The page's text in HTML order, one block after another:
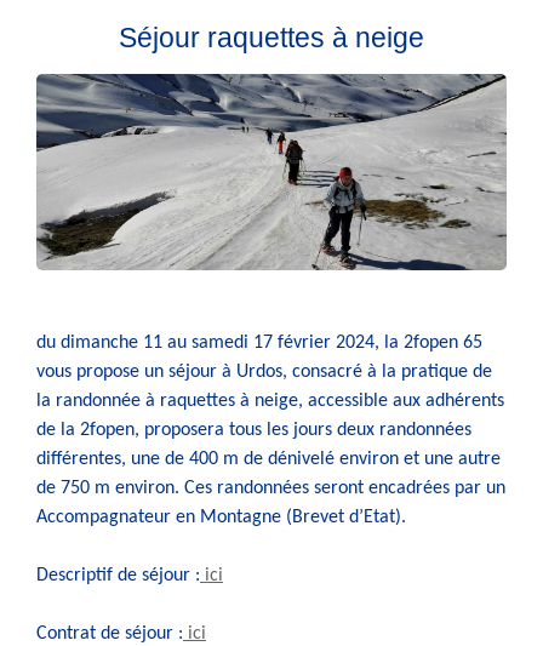
Séjour raquettes à neige
du dimanche 11 au samedi 17 février 2024, la 2fopen 65
vous propose un séjour à Urdos, consacré à la pratique de
la randonnée à raquettes à neige, accessible aux adhérents
de la 2fopen, proposera tous les jours deux randonnées
différentes, une de 400 m de dénivelé environ et une autre
de 750 m environ. Ces randonnées seront encadrées par un
Accompagnateur en Montagne (Brevet d’Etat).
Descriptif de séjour : ici
Contrat de séjour : ici